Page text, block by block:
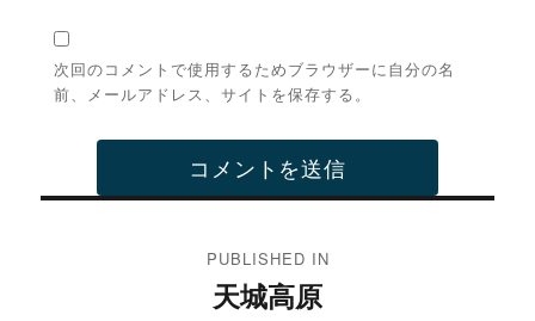
次回のコメントで使用するためブラウザーに自分の名
前、メールアドレス、サイトを保存する。
PUBLISHED IN
天城高原